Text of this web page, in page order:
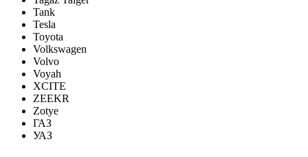
Tank
Tesla
Toyota
Volkswagen
Volvo
Voyah
XCITE
ZEEKR
Zotye
ГАЗ
УАЗ